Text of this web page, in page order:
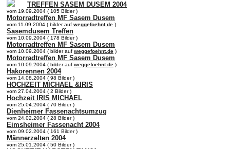
TREFFEN SASEM DUSEM 2004
vom 19.09.2004 ( 105 Bilder )
Motorradtreffen MF Sasem Dusem
vom 11.09.2004 ( bilder auf weggefoehnt.de )
Sasemdusem Treffen
vom 10.09.2004 ( 178 Bilder )
Motorradtreffen MF Sasem Dusem
vom 10.09.2004 ( bilder auf weggefoehnt.de )
Motorradtreffen MF Sasem Dusem
vom 10.09.2004 ( bilder auf weggefoehnt.de )
Hakorennen 2004
vom 14.08.2004 ( 98 Bilder )
HOCHZEIT MICHAEL &IRIS
vom 27.04.2004 ( 2 Bilder )
Hochzeit IRIS MICHAEL
vom 25.04.2004 ( 70 Bilder )
Dienheimer Fassenachtsumzug
vom 24.02.2004 ( 28 Bilder )
Eimsheimer Fassenacht 2004
vom 09.02.2004 ( 161 Bilder )
Männerzelten 2004
vom 25.01.2004 ( 50 Bilder )